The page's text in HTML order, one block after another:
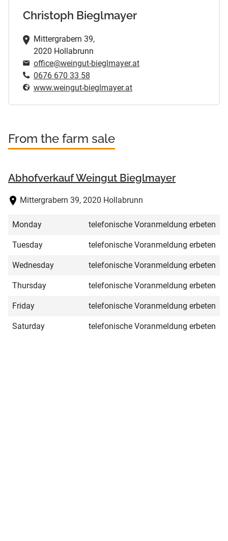
Christoph Bieglmayer
Mittergrabern 39,
2020 Hollabrunn
office@weingut-bieglmayer.at
0676 670 33 58
www.weingut-bieglmayer.at
From the farm sale
Abhofverkauf Weingut Bieglmayer
Mittergrabern 39, 2020 Hollabrunn
Monday telefonische Voranmeldung erbeten
Tuesday telefonische Voranmeldung erbeten
Wednesday telefonische Voranmeldung erbeten
Thursday telefonische Voranmeldung erbeten
Friday telefonische Voranmeldung erbeten
Saturday telefonische Voranmeldung erbeten